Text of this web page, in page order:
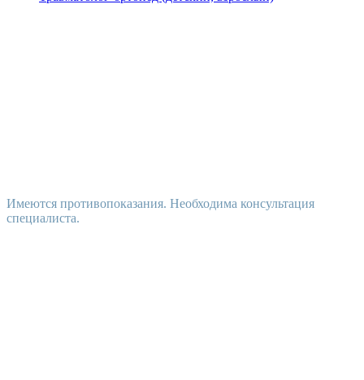
Имеются противопоказания. Необходима консультация
специалиста.